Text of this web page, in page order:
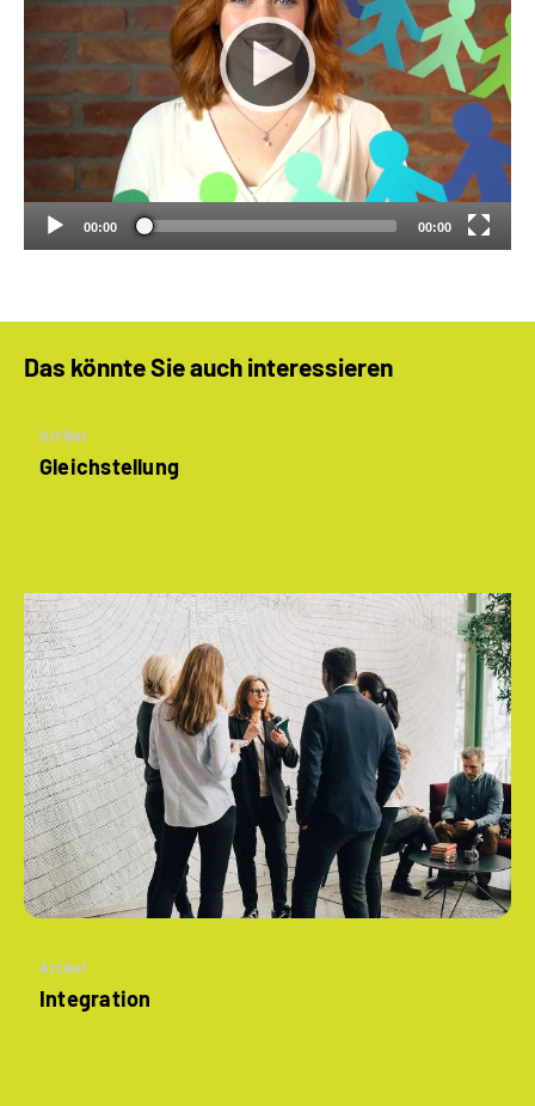
00:00 00:00
Das könnte Sie auch interessieren
Artikel
Gleichstellung
Artikel
Integration